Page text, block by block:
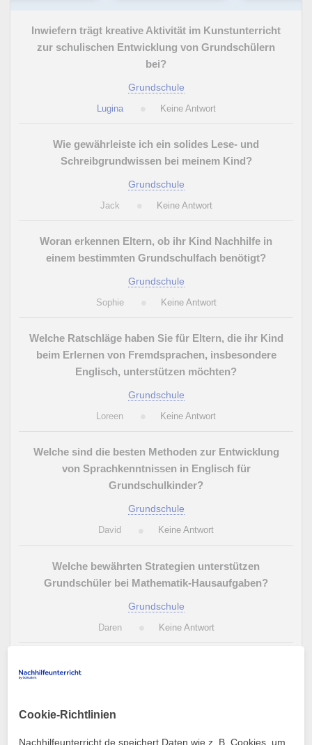
Inwiefern trägt kreative Aktivität im Kunstunterricht
zur schulischen Entwicklung von Grundschülern
bei?
Grundschule
Lugina Keine Antwort
Wie gewährleiste ich ein solides Lese- und
Schreibgrundwissen bei meinem Kind?
Grundschule
Jack Keine Antwort
Woran erkennen Eltern, ob ihr Kind Nachhilfe in
einem bestimmten Grundschulfach benötigt?
Grundschule
Sophie Keine Antwort
Welche Ratschläge haben Sie für Eltern, die ihr Kind
beim Erlernen von Fremdsprachen, insbesondere
Englisch, unterstützen möchten?
Grundschule
Loreen Keine Antwort
Welche sind die besten Methoden zur Entwicklung
von Sprachkenntnissen in Englisch für
Grundschulkinder?
Grundschule
David Keine Antwort
Welche bewährten Strategien unterstützen
Grundschüler bei Mathematik-Hausaufgaben?
Grundschule
Daren Keine Antwort
mathematischer Fähigkeiten in der Grundschule?
Cookie-Richtlinien
Nachhilfeunterricht.de speichert Daten wie z. B. Cookies, um